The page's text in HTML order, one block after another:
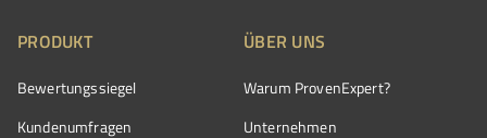
PRODUKT
Bewertungssiegel
Kundenumfragen
ÜBER UNS
Warum ProvenExpert?
Unternehmen